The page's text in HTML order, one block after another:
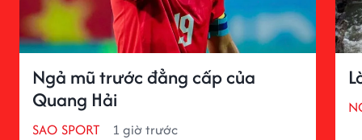
Ngả mũ trước đẳng cấp của
Quang Hải
SAO SPORT 1 giờ trước